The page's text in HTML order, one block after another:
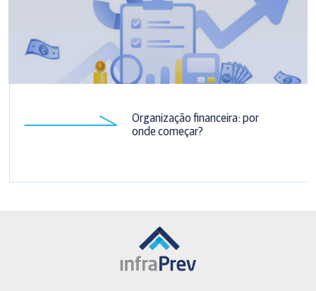
Organização financeira: por
onde começar?